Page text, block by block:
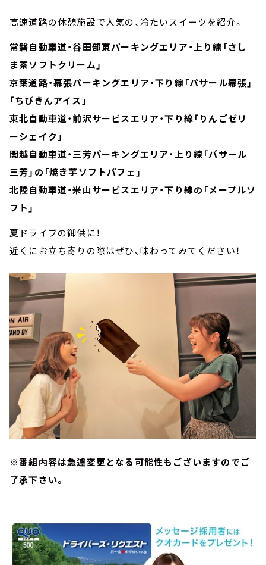
高速道路の休憩施設で人気の、冷たいスイーツを紹介。
常磐自動車道・谷田部東パーキングエリア・上り線「さし
ま茶ソフトクリーム」
京葉道路・幕張パーキングエリア・下り線「パサール幕張」
「ちびきんアイス」
東北自動車道・前沢サービスエリア・下り線「りんごゼリ
ーシェイク」
関越自動車道・三芳パーキングエリア・上り線「パサール
三芳」の「焼き芋ソフトパフェ」
北陸自動車道・米山サービスエリア・下り線の「メープルソ
フト」
夏ドライブの御供に！
近くにお立ち寄りの際はぜひ、味わってみてください！
※番組内容は急遽変更となる可能性もございますのでご
了承下さい。